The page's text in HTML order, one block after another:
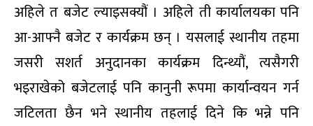
अहिले त बजेट ल्याइसक्यौं । अहिले ती कार्यालयका पनि
आ-आफ्नै बजेट र कार्यक्रम छन् । यसलाई स्थानीय तहमा
जसरी सशर्त अनुदानका कार्यक्रम दिन्थ्यौं, त्यसैगरी
भइराखेको बजेटलाई पनि कानुनी रूपमा कार्यान्वयन गर्न
जटिलता छैन भने स्थानीय तहलाई दिने कि भन्ने पनि